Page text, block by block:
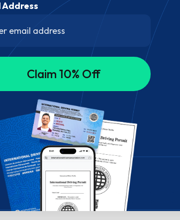
o międzynarodowe prawo jazdy Wynajem
Uzyskaj International Driving Permit, aby odkrywać
Address
Claim 10% Off